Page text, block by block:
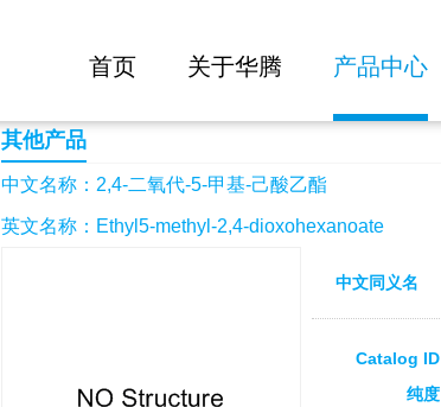
首页 关于华腾 产品中心
2,4-二氧代-5-甲基-己酸乙酯
其他产品
中文名称：2,4-二氧代-5-甲基-己酸乙酯
英文名称：Ethyl5-methyl-2,4-dioxohexanoate
中文同义名
Catalog ID
纯度